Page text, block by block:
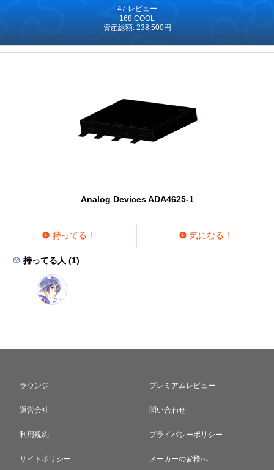
47 レビュー
168 COOL
資産総額: 238,500円
Analog Devices ADA4625-1
持ってる！ 気になる！
持ってる人 (1)
ラウンジ プレミアムレビュー
運営会社 問い合わせ
利用規約 プライバシーポリシー
サイトポリシー メーカーの皆様へ